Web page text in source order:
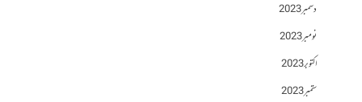
دسمبر 2023
نومبر 2023
اکتوبر 2023
ستمبر 2023